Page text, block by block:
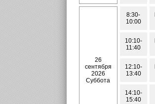
26
сентября
2026
Суббота
8:30-
10:00
10:10-
11:40
12:10-
13:40
14:10-
15:40